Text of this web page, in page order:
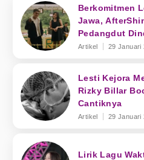
Berkomitmen
Jawa,
Pedangdut
Artikel 29 Januari
Lesti Kejora
Rizky Billar
Cantiknya
Artikel 29 Januari
Lirik Lagu